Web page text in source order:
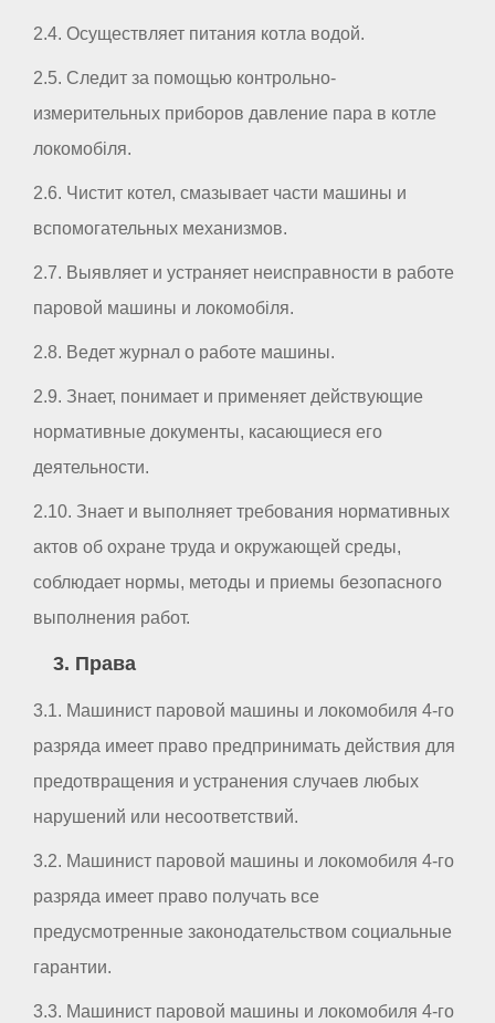
2.4. Осуществляет питания котла водой.
2.5. Следит за помощью контрольно-
измерительных приборов давление пара в котле
локомобіля.
2.6. Чистит котел, смазывает части машины и
вспомогательных механизмов.
2.7. Выявляет и устраняет неисправности в работе
паровой машины и локомобіля.
2.8. Ведет журнал о работе машины.
2.9. Знает, понимает и применяет действующие
нормативные документы, касающиеся его
деятельности.
2.10. Знает и выполняет требования нормативных
актов об охране труда и окружающей среды,
соблюдает нормы, методы и приемы безопасного
выполнения работ.
3. Права
3.1. Машинист паровой машины и локомобиля 4-го
разряда имеет право предпринимать действия для
предотвращения и устранения случаев любых
нарушений или несоответствий.
3.2. Машинист паровой машины и локомобиля 4-го
разряда имеет право получать все
предусмотренные законодательством социальные
гарантии.
3.3. Машинист паровой машины и локомобиля 4-го